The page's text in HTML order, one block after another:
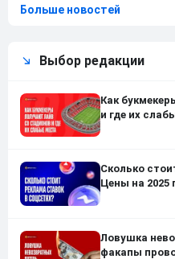
Больше новостей
Выбор редакции
Как
и где их
Сколько
Цены на 2025
Ловушка
факапы